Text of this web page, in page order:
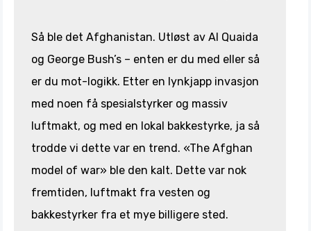
Så ble det Afghanistan. Utløst av Al Quaida
og George Bush’s – enten er du med eller så
er du mot-logikk. Etter en lynkjapp invasjon
med noen få spesialstyrker og massiv
luftmakt, og med en lokal bakkestyrke, ja så
trodde vi dette var en trend. «The Afghan
model of war» ble den kalt. Dette var nok
fremtiden, luftmakt fra vesten og
bakkestyrker fra et mye billigere sted.